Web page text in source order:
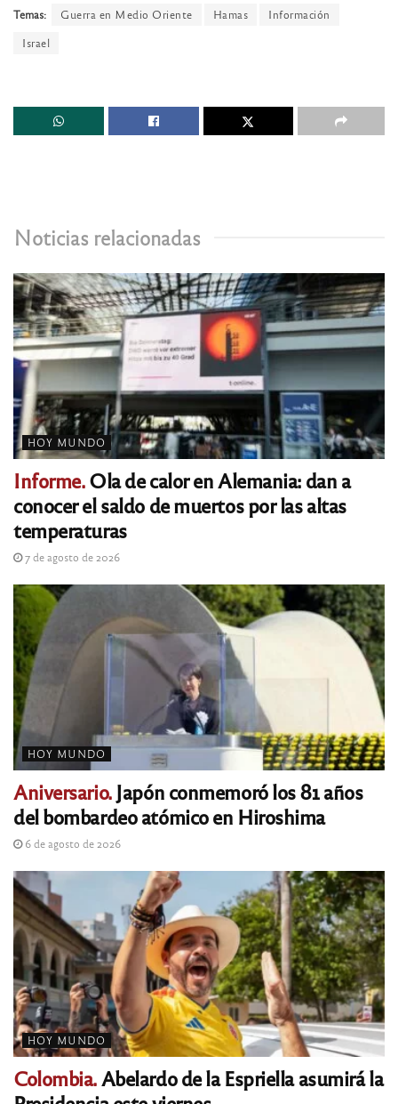
Temas: Guerra en Medio Oriente Hamas
Información
Israel
Noticias relacionadas
HOY MUNDO
Informe.Ola de calor en Alemania: dan a
conocer el saldo de muertos por las altas
temperaturas
7 de agosto de 2026
HOY MUNDO
Aniversario.Japón conmemoró los 81 años
del bombardeo atómico en Hiroshima
6 de agosto de 2026
HOY MUNDO
Colombia.Abelardo de la Espriella asumirá la